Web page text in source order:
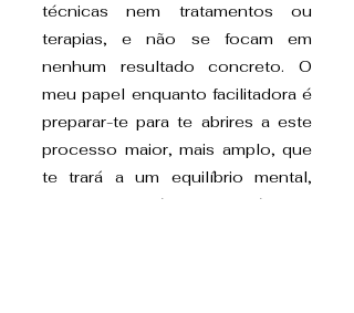
técnicas nem tratamentos ou
terapias, e não se focam em
nenhum resultado concreto. O
meu papel enquanto facilitadora é
preparar-te para te abrires a este
processo maior, mais amplo, que
te trará a um equilíbrio mental,
emocional e físico num nível de